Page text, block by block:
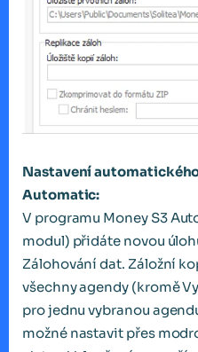
Nastavení
Automatic:
V programu Money S3
modul) přidáte novou
Zálohování dat. Záložní
všechny agendy (kromě
pro jednu vybranou
možné nastavit přes